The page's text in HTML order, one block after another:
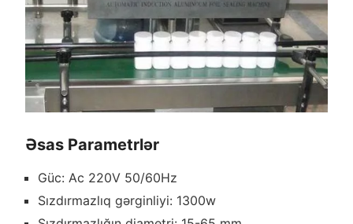
Əsas Parametrlər
Güc: Ac 220V 50/60Hz
Sızdırmazlıq gərginliyi: 1300w